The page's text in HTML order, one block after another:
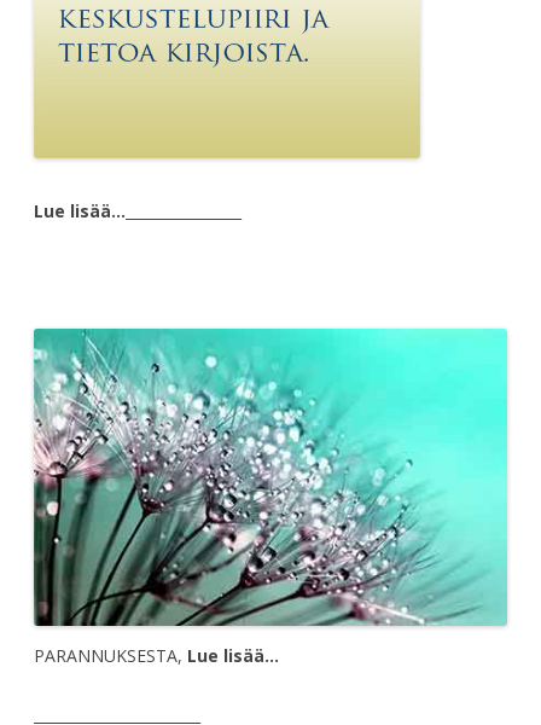
Lue lisää…
PARANNUKSESTA, Lue lisää…